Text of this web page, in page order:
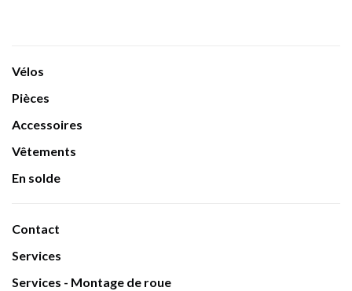
Vélos
Pièces
Accessoires
Vêtements
En solde
Contact
Services
Services - Montage de roue